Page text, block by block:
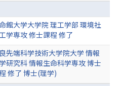
館大学大学院 理工学部 環境社
学専攻 修士課程 修了
先端科学技術大学院大学 情報
研究科 情報生命科学専攻 博士
修了 博士(理学)